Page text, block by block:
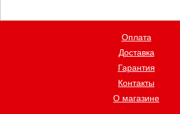
Оплата
Доставка
Гарантия
Контакты
О магазине